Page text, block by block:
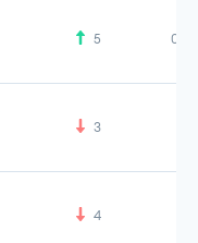
5
3
4